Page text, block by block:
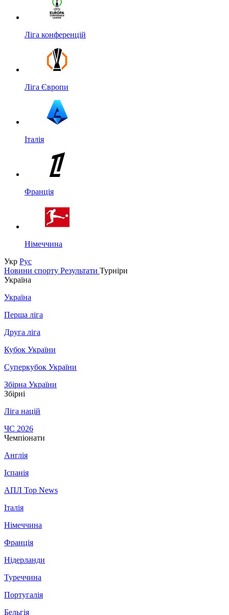
Ліга конференцій
Ліга Європи
Італія
Франція
Німеччина
Укр Рус
Новини спорту Результати Турніри
Україна
Україна
Перша ліга
Друга ліга
Кубок України
Суперкубок України
Збірна України
Збірні
Ліга націй
ЧС 2026
Чемпіонати
Англія
Іспанія
АПЛ Top News
Італія
Німеччина
Франція
Нідерланди
Туреччина
Португалія
Бельгія